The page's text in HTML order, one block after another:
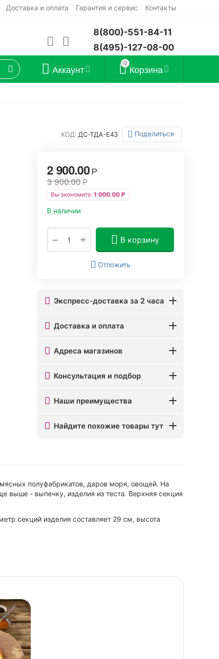
Доставка и оплата Гарантия и сервис Контакты
8(800)-551-84-11
8(495)-127-08-00
0 Корзина
Аккаунт
КОД: ДС-ТДА-Е43 Поделиться
2 900.00Р
3 900.00 Р
Вы экономите: 1 000.00 Р
В наличии
+
− В корзину
Отложить
Экспресс-доставка за 2 часа
Доставка и оплата
Адреса магазинов
Консультация и подбор
Наши преимущества
Найдите похожие товары тут
полуфабрикатов, даров моря, овощей. На
выше - выпечку, изделия из теста. Верхняя секция
секций изделия составляет 29 см, высота